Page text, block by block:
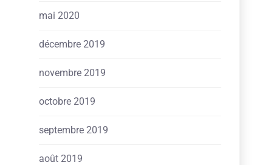
mai 2020
décembre 2019
novembre 2019
octobre 2019
septembre 2019
août 2019